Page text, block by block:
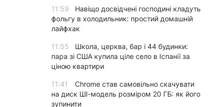
11:59
Навіщо досвідчені господині кладуть
фольгу в холодильник: простий домашній
лайфхак
11:55
Школа, церква, бар і 44 будинки:
пара зі США купила ціле село в Іспанії за
ціною квартири
11:41
Chrome став самовільно скачувати
на диск ШІ-модель розміром 20 ГБ: як його
зупинити